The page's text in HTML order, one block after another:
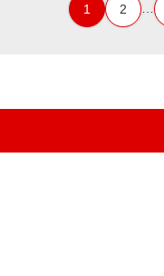
1 2